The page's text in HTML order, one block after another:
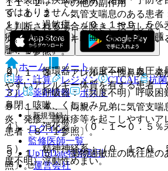
９．１．２． 気管支喘息のある患者
と判断される場合を除き、投与しない
ク、アナフィラキシーが報告されてい
１．１参照〕。
９．１．３． アレルギー性鼻炎、発
やすいアレルギー体質を有する患者〔
９．１．４． 両親、兄弟に気管支喘
炎、発疹、蕁麻疹等を起こしやすいア
患者〔８．１参照〕。
９．１．５． 薬物過敏症の既往歴の
照〕。
１１．２． その他の副作用
１）． 過敏症：（０．１〜０．５％
症、（頻度不明）顔面浮腫、血管浮腫
腫、蕁麻疹。
２）． 循環器：（頻度不明）血圧上
３）． 呼吸器：（頻度不明）呼吸困
鼻閉、咳嗽、くしゃみ。
４）． 消化器：（０．１〜０．５％
５）． 精神神経系：（０．１〜０．
度不明）浮動性めまい。
ではありません。
ホーム
ノート
表・計算
レジメン CTCAE 抗
アル
薬剤情報 ポスト
新規登録
ログイン
監修医師一覧
UpToDate特別割引
運営会社